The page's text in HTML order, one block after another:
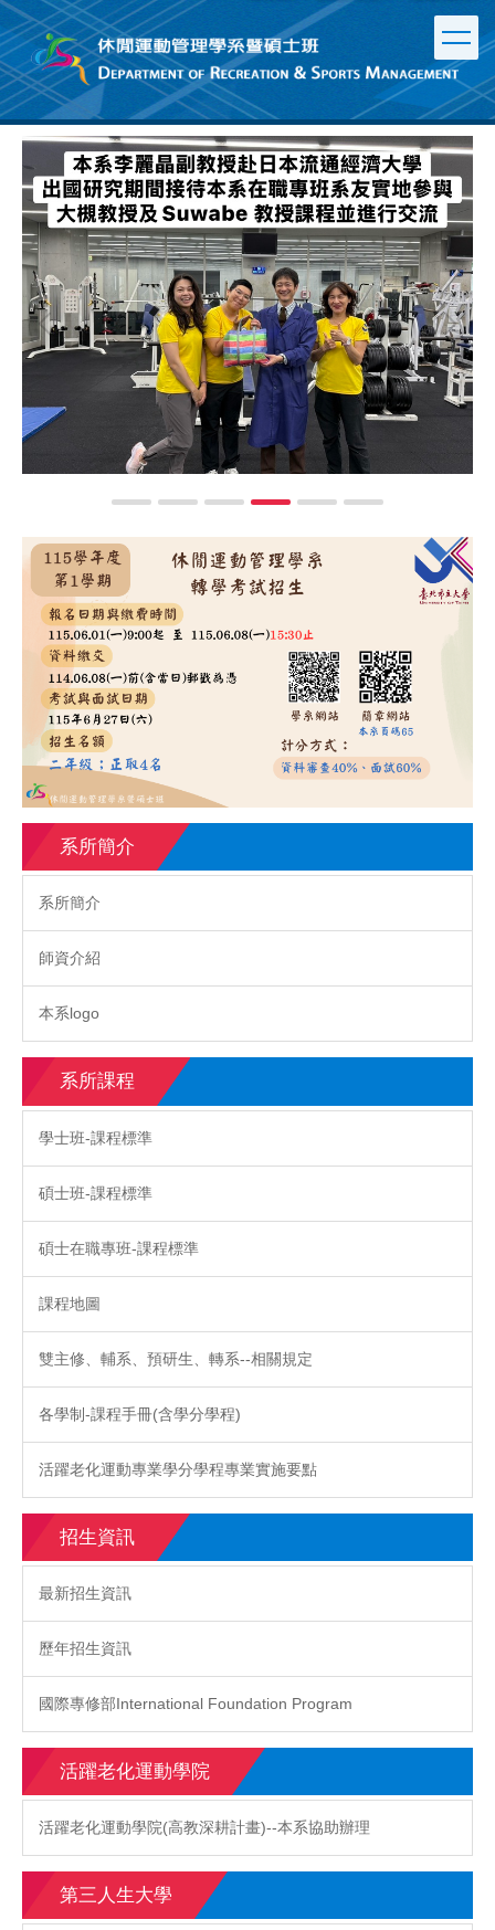
跳
到
主
要
內
系所簡介
系所簡介
師資介紹
本系logo
系所課程
學士班-課程標準
碩士班-課程標準
碩士在職專班-課程標準
課程地圖
雙主修、輔系、預研生、轉系--相關規定
各學制-課程手冊(含學分學程)
活躍老化運動專業學分學程專業實施要點
招生資訊
最新招生資訊
歷年招生資訊
國際專修部International Foundation Program
活躍老化運動學院
活躍老化運動學院(高教深耕計畫)--本系協助辦理
第三人生大學